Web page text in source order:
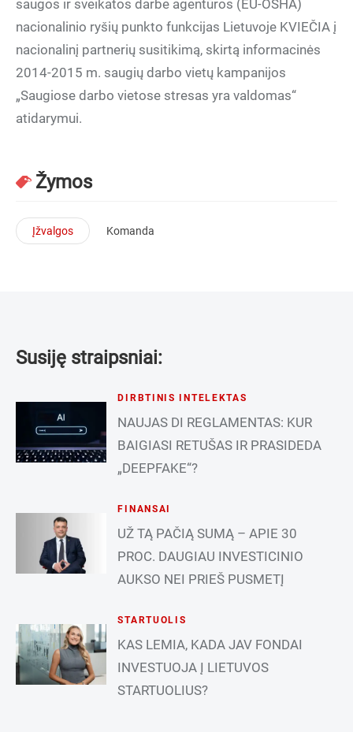
saugos ir sveikatos darbe agentūros (EU-OSHA)
nacionalinio ryšių punkto funkcijas Lietuvoje KVIEČIA į
nacionalinį partnerių susitikimą, skirtą informacinės
2014-2015 m. saugių darbo vietų kampanijos
„Saugiose darbo vietose stresas yra valdomas“
atidarymui.
Žymos
Įžvalgos Komanda
Susiję straipsniai:
DIRBTINIS INTELEKTAS
NAUJAS DI REGLAMENTAS: KUR
BAIGIASI RETUŠAS IR PRASIDEDA
„DEEPFAKE“?
FINANSAI
UŽ TĄ PAČIĄ SUMĄ – APIE 30
PROC. DAUGIAU INVESTICINIO
AUKSO NEI PRIEŠ PUSMETĮ
STARTUOLIS
KAS LEMIA, KADA JAV FONDAI
INVESTUOJA Į LIETUVOS
STARTUOLIUS?